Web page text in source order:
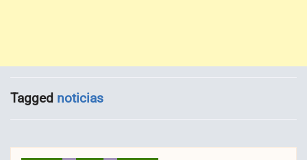
Tagged noticias